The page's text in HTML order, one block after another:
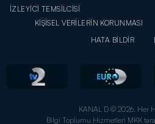
İZLEYİCİ TEMSİLCİSİ
KİŞİSEL VERİLERİN KORUNMASI
HATA BİLDİR
KANAL D © 2026. Her
Bilgi Toplumu Hizmetleri MKK